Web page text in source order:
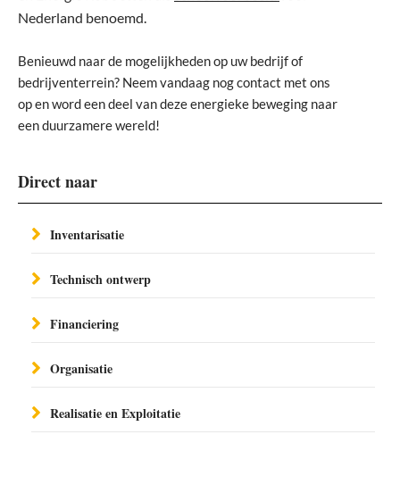
Nederland benoemd.
Benieuwd naar de mogelijkheden op uw bedrijf of
bedrijventerrein? Neem vandaag nog contact met ons
op en word een deel van deze energieke beweging naar
een duurzamere wereld!
Direct naar
Inventarisatie
Technisch ontwerp
Financiering
Organisatie
Realisatie en Exploitatie